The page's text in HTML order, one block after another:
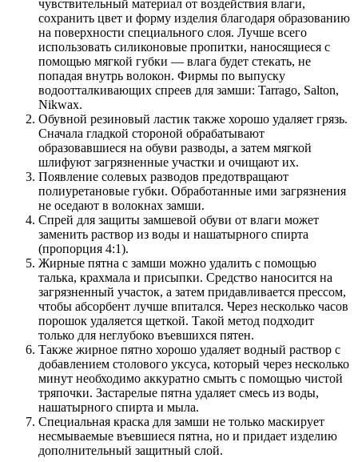
чувствительный материал от воздействия влаги,
сохранить цвет и форму изделия благодаря образованию
на поверхности специального слоя. Лучше всего
использовать силиконовые пропитки, наносящиеся с
помощью мягкой губки — влага будет стекать, не
попадая внутрь волокон. Фирмы по выпуску
водоотталкивающих спреев для замши: Tarrago, Salton,
Nikwax.
Обувной резиновый ластик также хорошо удаляет грязь.
Сначала гладкой стороной обрабатывают
образовавшиеся на обуви разводы, а затем мягкой
шлифуют загрязненные участки и очищают их.
Появление солевых разводов предотвращают
полиуретановые губки. Обработанные ими загрязнения
не оседают в волокнах замши.
Спрей для защиты замшевой обуви от влаги может
заменить раствор из воды и нашатырного спирта
(пропорция 4:1).
Жирные пятна с замши можно удалить с помощью
талька, крахмала и присыпки. Средство наносится на
загрязненный участок, а затем придавливается прессом,
чтобы абсорбент лучше впитался. Через несколько часов
порошок удаляется щеткой. Такой метод подходит
только для неглубоко въевшихся пятен.
Также жирное пятно хорошо удаляет водный раствор с
добавлением столового уксуса, который через несколько
минут необходимо аккуратно смыть с помощью чистой
тряпочки. Застарелые пятна удаляет смесь из воды,
нашатырного спирта и мыла.
Специальная краска для замши не только маскирует
несмываемые въевшиеся пятна, но и придает изделию
дополнительный защитный слой.